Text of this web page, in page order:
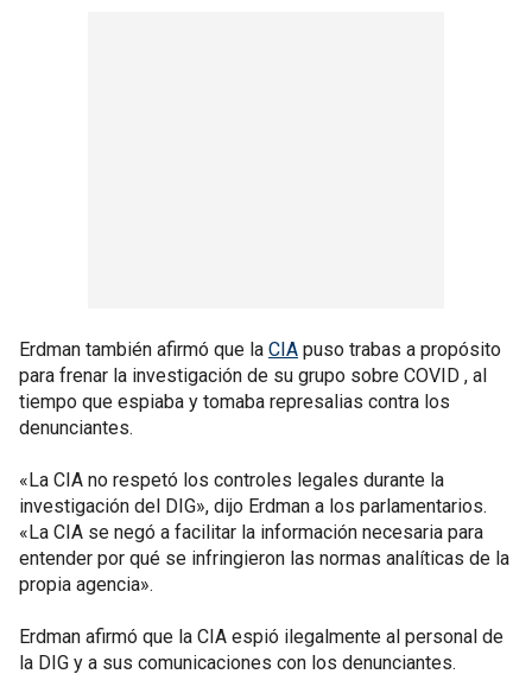
Erdman también afirmó que la CIA puso trabas a propósito
para frenar la investigación de su grupo sobre COVID , al
tiempo que espiaba y tomaba represalias contra los
denunciantes.
«La CIA no respetó los controles legales durante la
investigación del DIG», dijo Erdman a los parlamentarios.
«La CIA se negó a facilitar la información necesaria para
entender por qué se infringieron las normas analíticas de la
propia agencia».
Erdman afirmó que la CIA espió ilegalmente al personal de
la DIG y a sus comunicaciones con los denunciantes.